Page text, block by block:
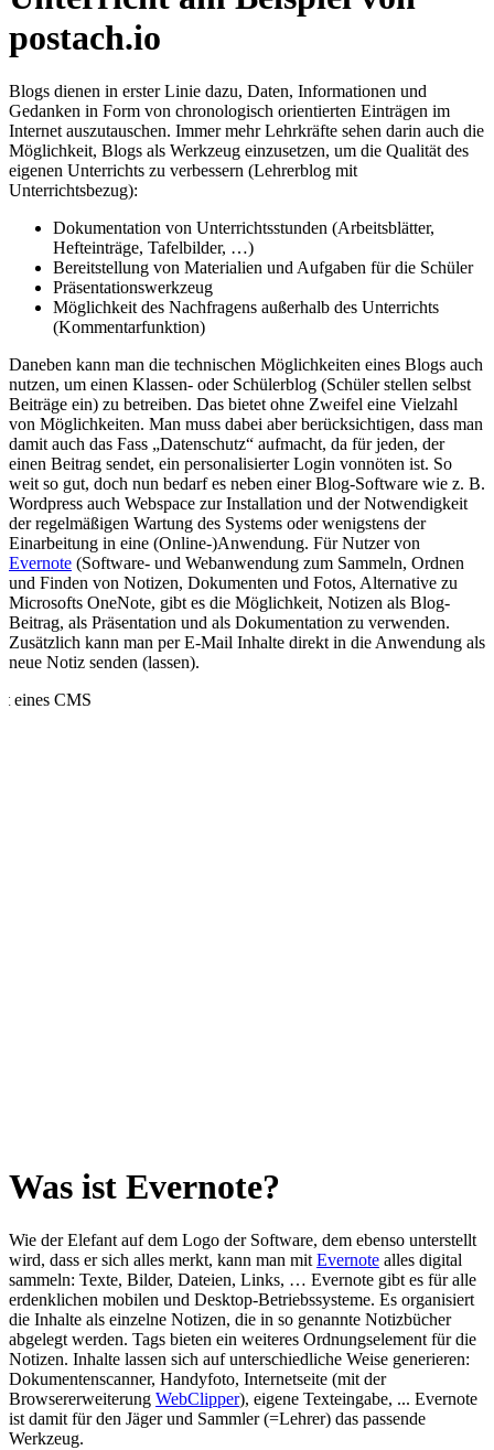
postach.io
Blogs dienen in erster Linie dazu, Daten, Informationen und
Gedanken in Form von chronologisch orientierten Einträgen im
Internet auszutauschen. Immer mehr Lehrkräfte sehen darin auch die
Möglichkeit, Blogs als Werkzeug einzusetzen, um die Qualität des
eigenen Unterrichts zu verbessern (Lehrerblog mit
Unterrichtsbezug):
Dokumentation von Unterrichtsstunden (Arbeitsblätter,
Hefteinträge, Tafelbilder, …)
Bereitstellung von Materialien und Aufgaben für die Schüler
Präsentationswerkzeug
Möglichkeit des Nachfragens außerhalb des Unterrichts
(Kommentarfunktion)
Daneben kann man die technischen Möglichkeiten eines Blogs auch
nutzen, um einen Klassen- oder Schülerblog (Schüler stellen selbst
Beiträge ein) zu betreiben. Das bietet ohne Zweifel eine Vielzahl
von Möglichkeiten. Man muss dabei aber berücksichtigen, dass man
damit auch das Fass „Datenschutz“ aufmacht, da für jeden, der
einen Beitrag sendet, ein personalisierter Login vonnöten ist. So
weit so gut, doch nun bedarf es neben einer Blog-Software wie z. B.
Wordpress auch Webspace zur Installation und der Notwendigkeit
der regelmäßigen Wartung des Systems oder wenigstens der
Einarbeitung in eine (Online-)Anwendung. Für Nutzer von
Evernote (Software- und Webanwendung zum Sammeln, Ordnen
und Finden von Notizen, Dokumenten und Fotos, Alternative zu
Microsofts OneNote, gibt es die Möglichkeit, Notizen als Blog-
Beitrag, als Präsentation und als Dokumentation zu verwenden.
Zusätzlich kann man per E-Mail Inhalte direkt in die Anwendung als
neue Notiz senden (lassen).
Was ist Evernote?
Wie der Elefant auf dem Logo der Software, dem ebenso unterstellt
wird, dass er sich alles merkt, kann man mit Evernote alles digital
sammeln: Texte, Bilder, Dateien, Links, … Evernote gibt es für alle
erdenklichen mobilen und Desktop-Betriebssysteme. Es organisiert
die Inhalte als einzelne Notizen, die in so genannte Notizbücher
abgelegt werden. Tags bieten ein weiteres Ordnungselement für die
Notizen. Inhalte lassen sich auf unterschiedliche Weise generieren:
Dokumentenscanner, Handyfoto, Internetseite (mit der
Browsererweiterung WebClipper), eigene Texteingabe, ... Evernote
ist damit für den Jäger und Sammler (=Lehrer) das passende
Werkzeug.